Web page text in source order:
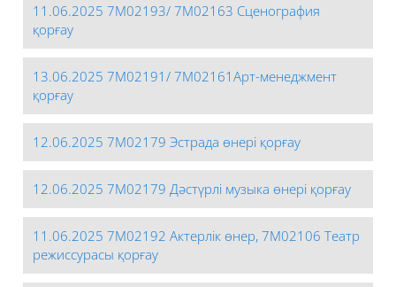
11.06.2025 7М02193/ 7М02163 Сценография
қорғау
13.06.2025 7М02191/ 7М02161Арт-менеджмент
қорғау
12.06.2025 7М02179 Эстрада өнері қорғау
12.06.2025 7М02179 Дәстүрлі музыка өнері қорғау
11.06.2025 7М02192 Актерлік өнер, 7М02106 Театр
режиссурасы қорғау